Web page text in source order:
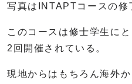
写真はINTAPTコースの修
このコースは修士学生に
2回開催されている。
現地からはもちろん海外